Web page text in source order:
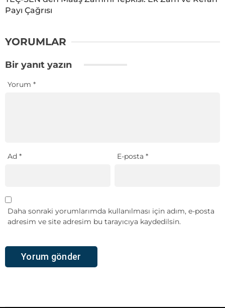
Payı Çağrısı
YORUMLAR
Bir yanıt yazın
Yorum *
Ad * E-posta*
Daha sonraki yorumlarımda kullanılması için adım, e-posta
adresim ve site adresim bu tarayıcıya kaydedilsin.